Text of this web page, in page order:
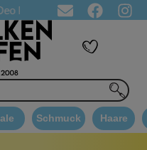
in jeder Bestellung
Schmuck Haare